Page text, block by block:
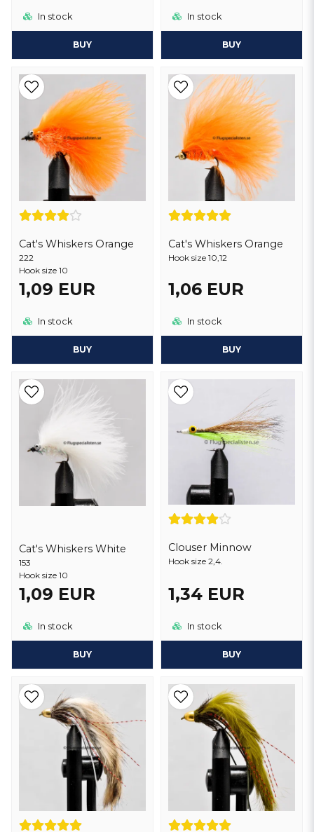
In stock
BUY
In stock
BUY
Cat's Whiskers Orange
222
Hook size 10
1,09 EUR
In stock
BUY
Cat's Whiskers Orange
Hook size 10,12
1,06 EUR
In stock
BUY
Cat's Whiskers White
153
Hook size 10
1,09 EUR
In stock
BUY
Clouser Minnow
Hook size 2,4.
1,34 EUR
In stock
BUY